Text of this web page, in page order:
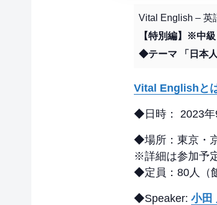
Vital English – 英
【特別編】※中
◆テーマ 「日本
Vital Englishと
◆日時： 2023年
◆場所：東京・
※詳細は参加予
◆定員：80人（
◆Speaker: 小田